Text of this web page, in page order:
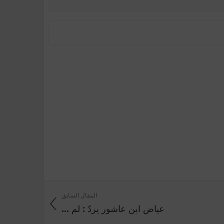
المقال السابق
عياض ابن عاشور يردّ : لم ...